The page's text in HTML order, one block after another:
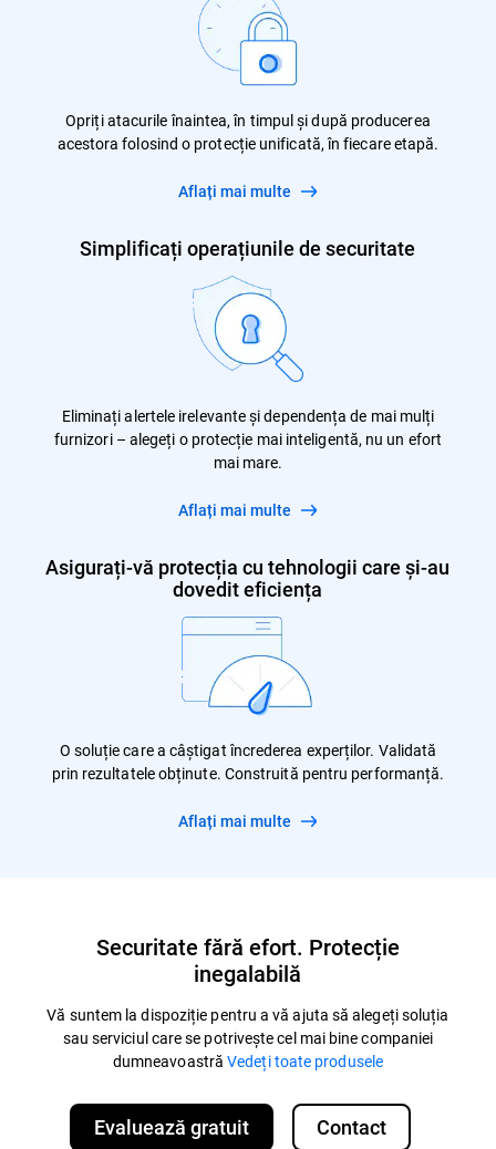
Opriți atacurile înaintea, în timpul și după producerea
acestora folosind o protecție unificată, în fiecare etapă.
Aflați mai multe
Simplificați operațiunile de securitate
Eliminați alertele irelevante și dependența de mai mulți
furnizori – alegeți o protecție mai inteligentă, nu un efort
mai mare.
Aflați mai multe
Asigurați-vă protecția cu tehnologii care și-au
dovedit eficiența
O soluție care a câștigat încrederea experților. Validată
prin rezultatele obținute. Construită pentru performanță.
Aflați mai multe
Securitate fără efort. Protecție
inegalabilă
Vă suntem la dispoziție pentru a vă ajuta să alegeți soluția
sau serviciul care se potrivește cel mai bine companiei
dumneavoastrăVedeți toate produsele
Evaluează gratuit Contact